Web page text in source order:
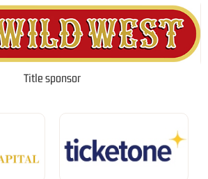
Title sponsor